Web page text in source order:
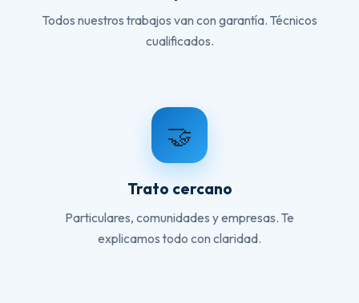
Todos nuestros trabajos van con garantía. Técnicos
cualificados.
🤝
Trato cercano
Particulares, comunidades y empresas. Te
explicamos todo con claridad.